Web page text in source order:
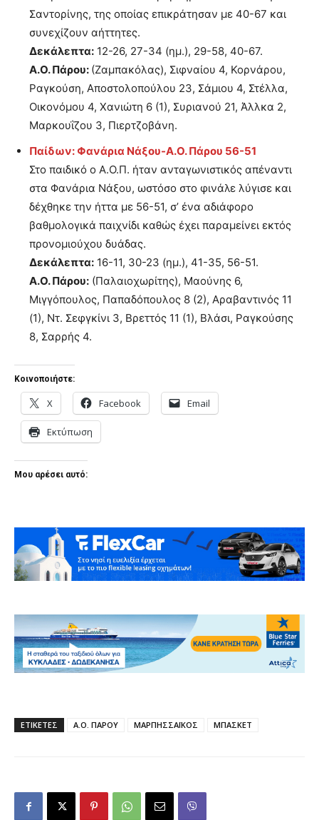
Σαντορίνης, της οποίας επικράτησαν με 40-67 και
συνεχίζουν αήττητες.
Δεκάλεπτα: 12-26, 27-34 (ημ.), 29-58, 40-67.
Α.Ο. Πάρου: (Ζαμπακόλας), Σιφναίου 4, Κορνάρου,
Ραγκούση, Αποστολοπούλου 23, Σάμιου 4, Στέλλα,
Οικονόμου 4, Χανιώτη 6 (1), Συριανού 21, Άλλκα 2,
Μαρκουΐζου 3, Πιερτζοβάνη.
Παίδων: Φανάρια Νάξου-Α.Ο. Πάρου 56-51
Στο παιδικό ο Α.Ο.Π. ήταν ανταγωνιστικός απέναντι
στα Φανάρια Νάξου, ωστόσο στο φινάλε λύγισε και
δέχθηκε την ήττα με 56-51, σ’ ένα αδιάφορο
βαθμολογικά παιχνίδι καθώς έχει παραμείνει εκτός
προνομιούχου δυάδας.
Δεκάλεπτα: 16-11, 30-23 (ημ.), 41-35, 56-51.
Α.Ο. Πάρου: (Παλαιοχωρίτης), Μαούνης 6,
Μιγγόπουλος, Παπαδόπουλος 8 (2), Αραβαντινός 11
(1), Ντ. Σεφγκίνι 3, Βρεττός 11 (1), Βλάσι, Ραγκούσης
8, Σαρρής 4.
Κοινοποιήστε:
X Facebook Email
Εκτύπωση
Μου αρέσει αυτό:
ΕΤΙΚΕΤΕΣ Α.Ο. ΠΑΡΟΥ ΜΑΡΠΗΣΣΑΪΚΟΣ ΜΠΑΣΚΕΤ